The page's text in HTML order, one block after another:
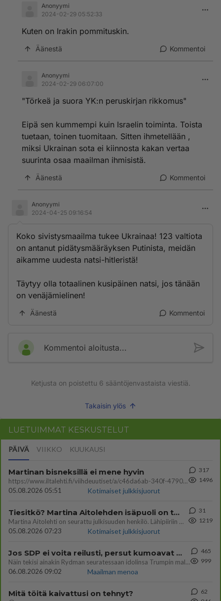
Anonyymi
2024-02-29 05:52:33
Kuten on Irakin pommituskin.
Äänestä Kommentoi
Anonyymi
2024-02-29 06:07:00
"Törkeä ja suora YK:n peruskirjan rikkomus"
Eipä sen kummempi kuin Israelin toiminta. Toista
tuetaan, toinen tuomitaan. Sitten ihmetellään ,
miksi Ukrainan sota ei kiinnosta kakan vertaa
suurinta osaa maailman ihmisistä.
Äänestä Kommentoi
Anonyymi
2024-04-25 09:16:54
Koko sivistysmaailma tukee Ukrainaa! 123 valtiota
on antanut pidätysmääräyksen Putinista, meidän
aikamme uudesta natsi-hitleristä!
Täytyy olla totaalinen kusipäinen natsi, jos tänään
on venäjämielinen!
Äänestä Kommentoi
Kommentoi aloitusta...
Ketjusta on poistettu 6 sääntöjenvastaista viestiä.
Takaisin ylös
LUETUIMMAT KESKUSTELUT
PÄIVÄ VIIKKO KUUKAUSI
Martinan bisneksillä ei mene hyvin
https://www.iltalehti.fi/viihdeuutiset/a/c46da6ab-340f-4790-aaa7-0865eed2336 Yrityksen konkurssihakemus on tullut kärä
05.08.2026 05:51
Kotimaiset julkkisjuorut
317
1496
Tiesitkö? Martina Aitolehden isäpuoli on tämä suosittu laulaja
Martina Aitolehti on seurattu julkisuuden henkilö. Lähipiiriin mahtuu muitakin tunnettuja henkilöitä. Tiesitkö, että Ma
05.08.2026 07:23
Kotimaiset julkkisjuorut
31
1219
Jos SDP ei voita reilusti, persut kumoavat demokratian Suomesta
Näin tekisi ainakin Rydman seuratessaan idolinsa Trumpin mallia https://www.is.fi/politiikka/art-2000012187244.html
06.08.2026 09:02
Maailman menoa
465
999
Mitä töitä kaivattusi on tehnyt?
62